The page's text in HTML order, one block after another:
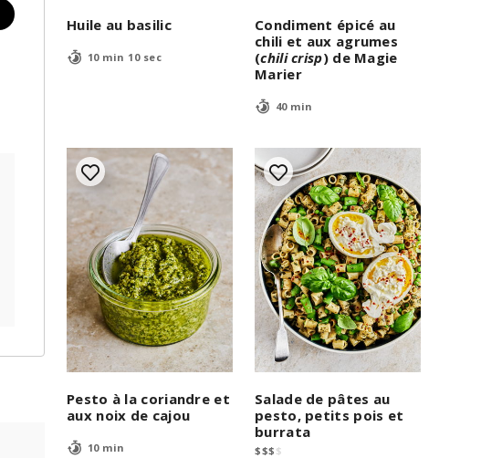
Huile au basilic
10 min 10 sec
Condiment épicé au
chili et aux agrumes
(chili crisp) de Magie
Marier
40 min
Pesto à la coriandre et
aux noix de cajou
10 min
Salade de pâtes au
pesto, petits pois et
burrata
$$$ $